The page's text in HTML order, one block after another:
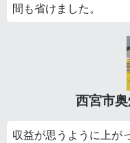
間も省けました。
西宮市
収益が思うように上が